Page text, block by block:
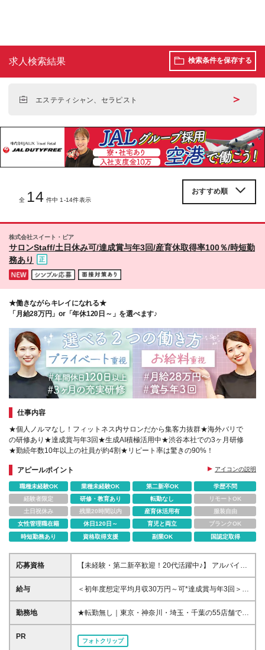
求人検索結果 検索条件を保存する
エステティシャン、セラピスト ＞
全 14 件中 1-14件表示
株式会社スイート・ピア
サロンStaff/土日休み可/達成賞与年3回/産育休取得率100％/時短勤
務あり
★働きながらキレイになれる★
「月給28万円」or「年休120日～」を選べます♪
仕事内容
★個人ノルマなし！フィットネス内サロンだから集客力抜群★海外バリで
の研修あり★達成賞与年3回★生成AI積極活用中★渋谷本社での3ヶ月研修
★勤続年数10年以上の社員が約4割★リピート率は驚きの90%！
アピールポイント アイコンの説明
職種未経験OK 業種未経験OK 第二新卒OK
学歴不問
経験者限定
研修・教育あり 転勤なし
リモートOK
土日祝休み
残業20時間以内 産育休活用有
服装自由
女性管理職在籍
休日120日～ 育児と両立
ブランクOK
時短勤務あり
資格取得支援 副業OK 国認定取得
応募資格
【未経験・第二新卒歓迎！20代活躍中♪】 アルバイト
を含め、何らかの接客経験がある方が多数活躍中！ ●
高卒以上 ●35歳まで（若年層の長期キャリア形成のた
稼いで、早期に経済的自立を叶えたい方 ★やっぱり
大好きな美容を専門職として仕事にしたい方 ★お客
給与
＜初年度想定平均月収30万円～可*達成賞与年3回＞
★2年目で年収410万円・3年目で年収600万円の実績
あり！ ★選べる働き方★ ---------------- 【働き方1】※
＋ 達成賞与年3回 ＋ その他諸手当 ※経験・スキルを
勤務地
★転勤無し｜東京・神奈川・埼玉・千葉の55店舗で募
集中！ ★ティップネス（TIPNESS）、ジェクサー
（Jexer）、メガロスなどのフィットネスクラブ内自
社サロンにて勤務◎ ★各店舗は遠くても駅から徒歩7
PR
フォトクリップ